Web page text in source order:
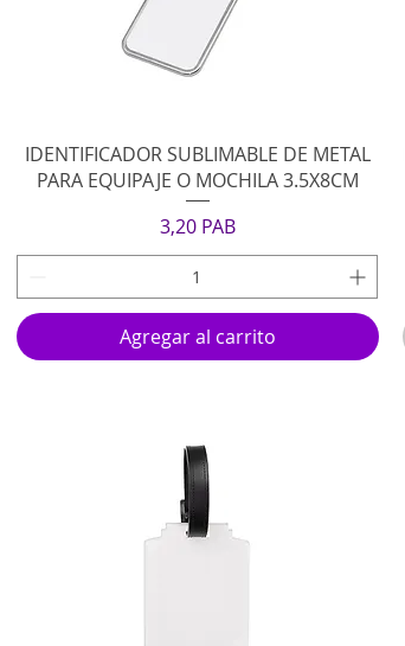
Vista rápida
IDENTIFICADOR SUBLIMABLE DE METAL
PARA EQUIPAJE O MOCHILA 3.5X8CM
Precio
3,20 PAB
Agregar al carrito